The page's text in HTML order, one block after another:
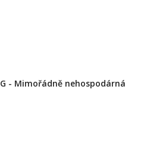
G - Mimořádně nehospodárná